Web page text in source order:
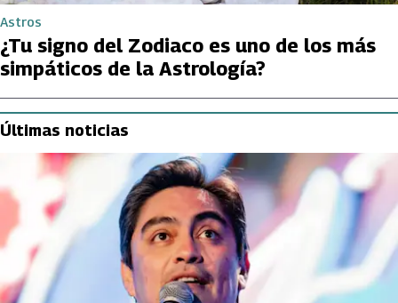
Astros
¿Tu signo del Zodiaco es uno de los más
simpáticos de la Astrología?
Últimas noticias